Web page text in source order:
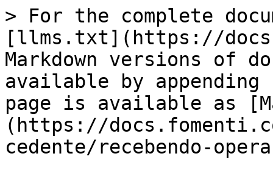
> For the complete
[llms.txt](https://
Markdown versions of
available by
page is available as
(https://
cedente/recebendo-